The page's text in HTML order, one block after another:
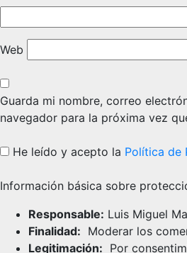
Web
Guarda mi nombre, correo
navegador para la próxima vez
He leído y acepto la Política de
Información básica sobre
Responsable: Luis Miguel
Finalidad: Moderar los
Legitimación: Por